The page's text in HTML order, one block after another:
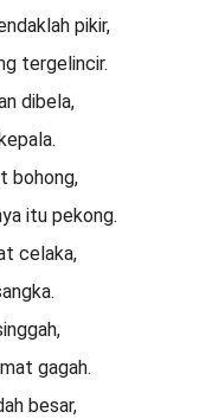
pikir,
tergelincir.
dibela,
bohong,
itu pekong.
celaka,
gagah.
besar,